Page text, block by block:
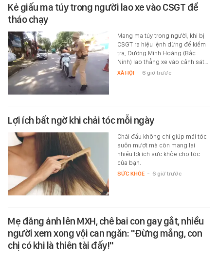
Kẻ giấu ma túy trong người lao xe vào CSGT để
tháo chạy
Mang ma túy trong người, khi bị
CSGT ra hiệu lệnh dừng để kiểm
tra, Dương Minh Hoàng (Bắc
Ninh) lao thẳng xe vào cảnh sát…
XÃ HỘI - 6 giờ trước
Lợi ích bất ngờ khi chải tóc mỗi ngày
Chải đầu không chỉ giúp mái tóc
suôn mượt mà còn mang lại
nhiều lợi ích sức khỏe cho tóc
của bạn.
SỨC KHỎE - 6 giờ trước
Mẹ đăng ảnh lên MXH, chê bai con gay gắt, nhiều
người xem xong vội can ngăn: "Đừng mắng, con
chị có khi là thiên tài đấy!"